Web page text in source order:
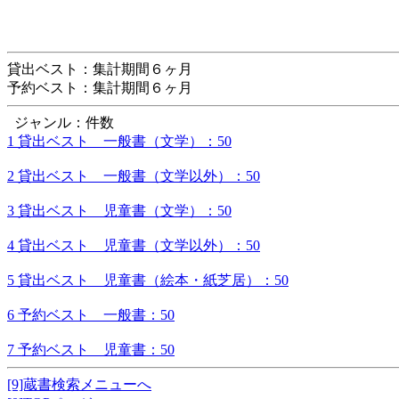
貸出ベスト：集計期間６ヶ月
予約ベスト：集計期間６ヶ月
ジャンル：件数
1 貸出ベスト 一般書（文学）：50
2 貸出ベスト 一般書（文学以外）：50
3 貸出ベスト 児童書（文学）：50
4 貸出ベスト 児童書（文学以外）：50
5 貸出ベスト 児童書（絵本・紙芝居）：50
6 予約ベスト 一般書：50
7 予約ベスト 児童書：50
[9]蔵書検索メニューへ